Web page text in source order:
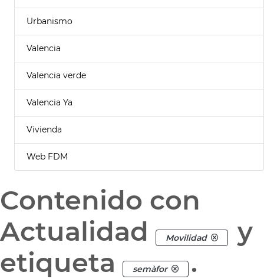
Urbanismo
Valencia
Valencia verde
Valencia Ya
Vivienda
Web FDM
Contenido con
Actualidad
Movilidad
y
etiqueta
semàfor .